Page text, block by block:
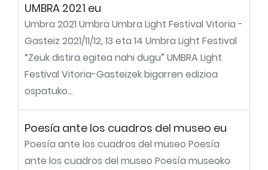
UMBRA 2021 eu
Umbra 2021 Umbra Umbra Light Festival Vitoria -
Gasteiz 2021/11/12, 13 eta 14 Umbra Light Festival
“Zeuk distira egitea nahi dugu” UMBRA Light
Festival Vitoria-Gasteizek bigarren edizioa
ospatuko...
Poesía ante los cuadros del museo eu
Poesía ante los cuadros del museo Poesía
ante los cuadros del museo Poesía museoko